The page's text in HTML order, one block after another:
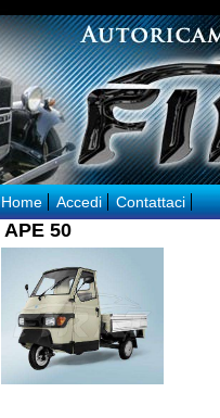
Home Accedi Contattaci
APE 50